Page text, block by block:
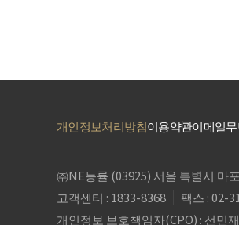
개인정보처리방침이용약관이메일
㈜NE능률 (03925) 서울 특별시 마
고객센터 : 1833-8368
팩스 : 02-
개인정보 보호책임자(CPO) : 선민